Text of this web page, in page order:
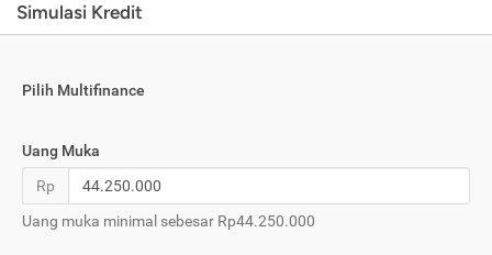
Simulasi Kredit
Pilih Multifinance
Uang Muka
Rp
Uang muka minimal sebesar Rp44.250.000